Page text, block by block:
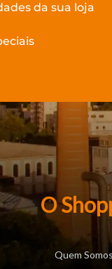
da sua loja
O
Quem Somos